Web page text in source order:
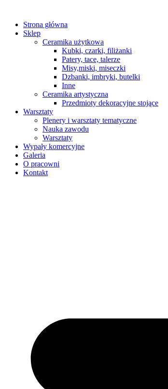
Strona główna
Sklep
Ceramika użytkowa
Kubki, czarki, filiżanki
Patery, tace, talerze
Misy,miski, miseczki
Dzbanki, imbryki, butelki
Inne
Ceramika artystyczna
Przedmioty dekoracyjne stojące
Warsztaty
Plenery i warsztaty tematyczne
Nauka zawodu
Warsztaty
Wypały komercyjne
Galeria
O pracowni
Kontakt